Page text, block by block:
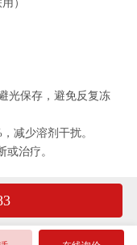
）
光保存，避免反复冻
减少溶剂干扰。
或治疗。